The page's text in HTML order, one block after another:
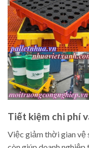
Tiết kiệm chi phí
Việc giảm thời gian vệ